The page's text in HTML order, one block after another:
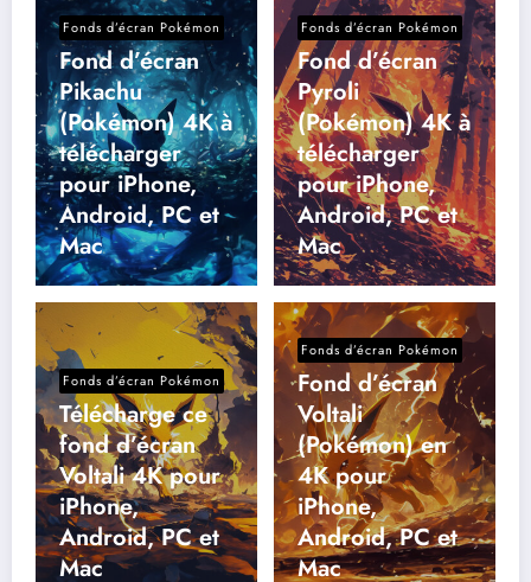
Fonds d’écran Pokémon
Fond d’écran
Pikachu
(Pokémon) 4K à
télécharger
pour iPhone,
Android, PC et
Mac
Fonds d’écran Pokémon
Fond d’écran
Pyroli
(Pokémon) 4K à
télécharger
pour iPhone,
Android, PC et
Mac
Fonds d’écran Pokémon
Télécharge ce
fond d’écran
Voltali 4K pour
iPhone,
Android, PC et
Mac
Fonds d’écran Pokémon
Fond d’écran
Voltali
(Pokémon) en
4K pour
iPhone,
Android, PC et
Mac